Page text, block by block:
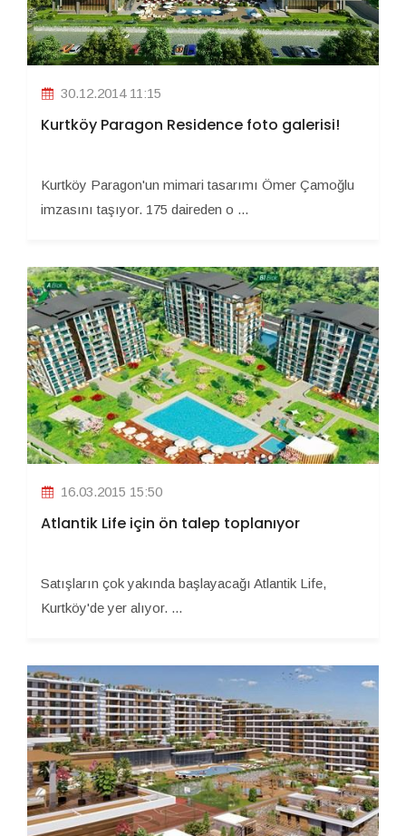
30.12.2014 11:15
Kurtköy Paragon Residence foto galerisi!
Kurtköy Paragon'un mimari tasarımı Ömer Çamoğlu
imzasını taşıyor. 175 daireden o ...
16.03.2015 15:50
Atlantik Life için ön talep toplanıyor
Satışların çok yakında başlayacağı Atlantik Life,
Kurtköy'de yer alıyor. ...